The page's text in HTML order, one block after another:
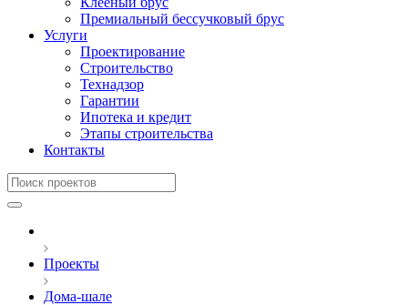
Премиальный бессучковый брус
Услуги
Проектирование
Строительство
Технадзор
Гарантии
Ипотека и кредит
Этапы строительства
Контакты
Проекты
Дома-шале